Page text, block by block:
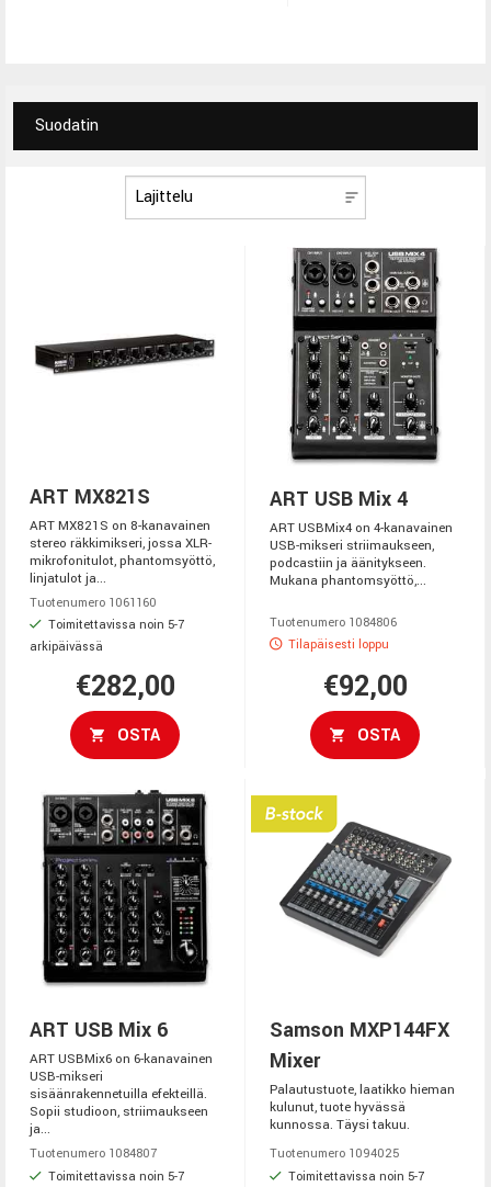
Suodatin
ART MX821S
ART MX821S on 8-kanavainen
stereo räkkimikseri, jossa XLR-
mikrofonitulot, phantomsyöttö,
linjatulot ja...
Tuotenumero 1061160
Toimitettavissa noin 5-7
arkipäivässä
€282,00
OSTA
ART USB Mix 4
ART USBMix4 on 4-kanavainen
USB-mikseri striimaukseen,
podcastiin ja äänitykseen.
Mukana phantomsyöttö,...
Tuotenumero 1084806
Tilapäisesti loppu
€92,00
OSTA
ART USB Mix 6
ART USBMix6 on 6-kanavainen
USB-mikseri
sisäänrakennetuilla efekteillä.
Sopii studioon, striimaukseen
ja...
Tuotenumero 1084807
Toimitettavissa noin 5-7
Samson MXP144FX
Mixer
Palautustuote, laatikko hieman
kulunut, tuote hyvässä
kunnossa. Täysi takuu.
Tuotenumero 1094025
Toimitettavissa noin 5-7